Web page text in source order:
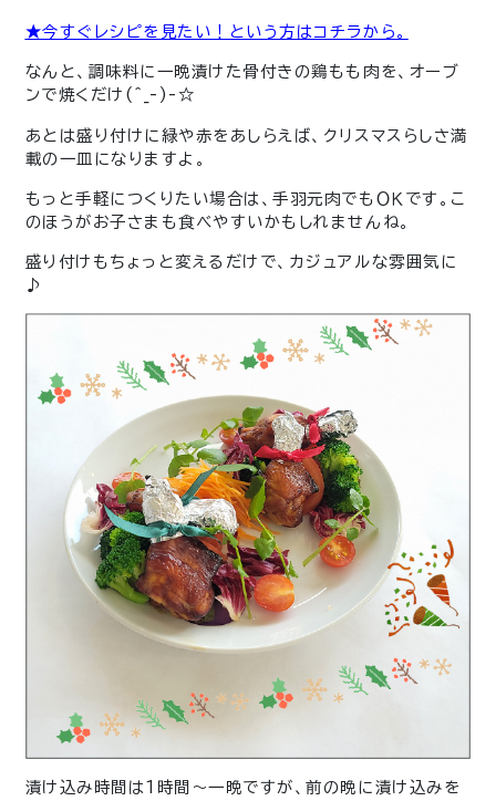
★今すぐレシピを見たい！という方はコチラから。
なんと、調味料に一晩漬けた骨付きの鶏もも肉を、オーブ
ンで焼くだけ(^_-)-☆
あとは盛り付けに緑や赤をあしらえば、クリスマスらしさ満
載の一皿になりますよ。
もっと手軽につくりたい場合は、手羽元肉でもＯＫです。こ
のほうがお子さまも食べやすいかもしれませんね。
盛り付けもちょっと変えるだけで、カジュアルな雰囲気に
♪
漬け込み時間は1時間～一晩ですが、前の晩に漬け込みを